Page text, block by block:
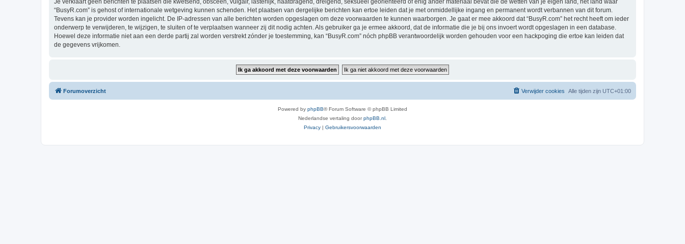
Je verklaart geen berichten te plaatsen die kwetsend, obsceen, vulgair, lasterlijk, haatdragend, dreigend, seksueel georiënteerd of enig ander materiaal bevat die de wetten van je eigen land, het land waar
“BusyR.com” is gehost of internationale wetgeving kunnen schenden. Het plaatsen van dergelijke berichten kan ertoe leiden dat je met onmiddellijke ingang en permanent wordt verbannen van dit forum.
Tevens kan je provider worden ingelicht. De IP-adressen van alle berichten worden opgeslagen om deze voorwaarden te kunnen waarborgen. Je gaat er mee akkoord dat “BusyR.com” het recht heeft om ieder
onderwerp te verwijderen, te wijzigen, te sluiten of te verplaatsen wanneer zij dit nodig achten. Als gebruiker ga je ermee akkoord, dat de informatie die je bij ons invoert wordt opgeslagen in een database.
Hoewel deze informatie niet aan een derde partij zal worden verstrekt zónder je toestemming, kan “BusyR.com” nóch phpBB verantwoordelijk worden gehouden voor een hackpoging die ertoe kan leiden dat
de gegevens vrijkomen.
Forumoverzicht Alle tijden zijn UTC+01:00
Verwijder cookies
Powered by phpBB® Forum Software © phpBB Limited
Nederlandse vertaling doorphpBB.nl
Privacy | Gebruikersvoorwaarden